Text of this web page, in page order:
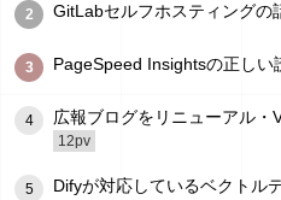
2 GitLabセルフホスティングの
3 PageSpeed Insightsの正しい
4 広報ブログをリニューアル・
12pv
5 Difyが対応しているベクトル